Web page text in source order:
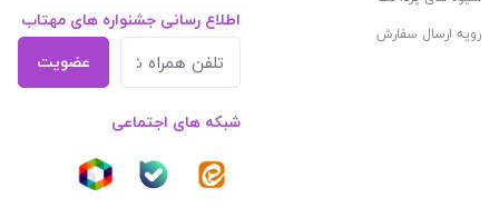
رویه ارسال سفارش
اطلاع رسانی جشنواره های مهتاب
عضویت
شبکه های اجتماعی